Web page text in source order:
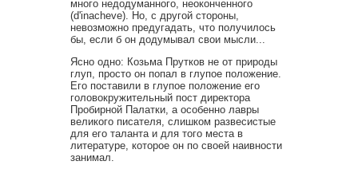
много недодуманного, неоконченного
(d'inacheve). Но, с другой стороны,
невозможно предугадать, что получилось
бы, если б он додумывал свои мысли...
Ясно одно: Козьма Прутков не от природы
глуп, просто он попал в глупое положение.
Его поставили в глупое положение его
головокружительный пост директора
Пробирной Палатки, а особенно лавры
великого писателя, слишком развесистые
для его таланта и для того места в
литературе, которое он по своей наивности
занимал.